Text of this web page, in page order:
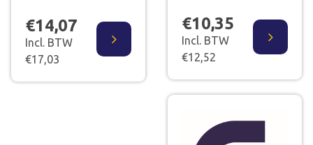
€14,07
Incl. BTW
€17,03
€10,35
Incl. BTW
€12,52